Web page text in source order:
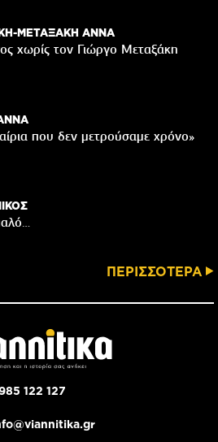
ΜΕΤΑΞΑΚΗ ΑΝΝΑ
χωρίς τον Γιώργο Μεταξάκη
που δεν μετρούσαμε χρόνο»
ΠΕΡΙΣΣΟΤΕΡΑ
122 127